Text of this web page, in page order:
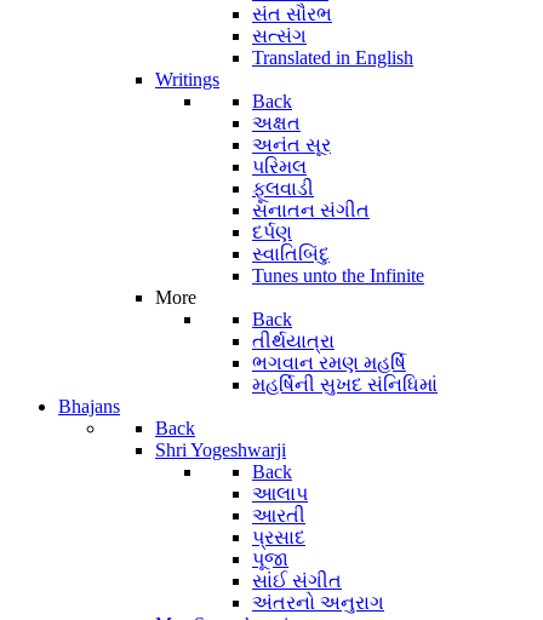
સંત સૌરભ
સત્સંગ
Translated in English
Writings
Back
અક્ષત
અનંત સૂર
પરિમલ
ફૂલવાડી
સનાતન સંગીત
દર્પણ
સ્વાતિબિંદુ
Tunes unto the Infinite
More
Back
તીર્થયાત્રા
ભગવાન રમણ મહર્ષિ
મહર્ષિની સુખદ સંનિધિમાં
Bhajans
Back
Shri Yogeshwarji
Back
આલાપ
આરતી
પ્રસાદ
પૂજા
સાંઈ સંગીત
અંતરનો અનુરાગ